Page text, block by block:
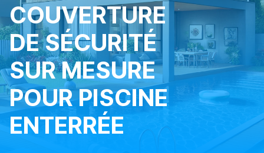
COUVERTURE
DE SÉCURITÉ
SUR MESURE
POUR PISCINE
ENTERRÉE